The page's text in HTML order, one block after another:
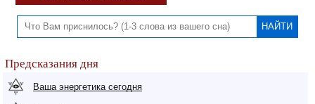
Предсказания дня
Ваша энергетика сегодня